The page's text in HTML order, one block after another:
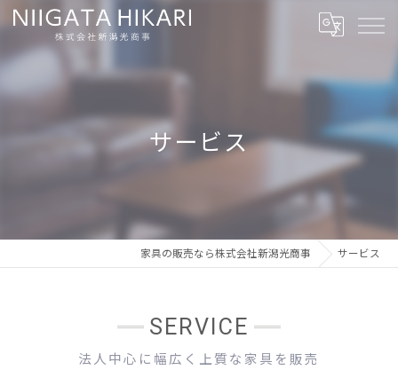
サービス
家具の販売なら株式会社新潟光商事 サービス
法人中心に幅広く上質な家具を販売
SERVICE